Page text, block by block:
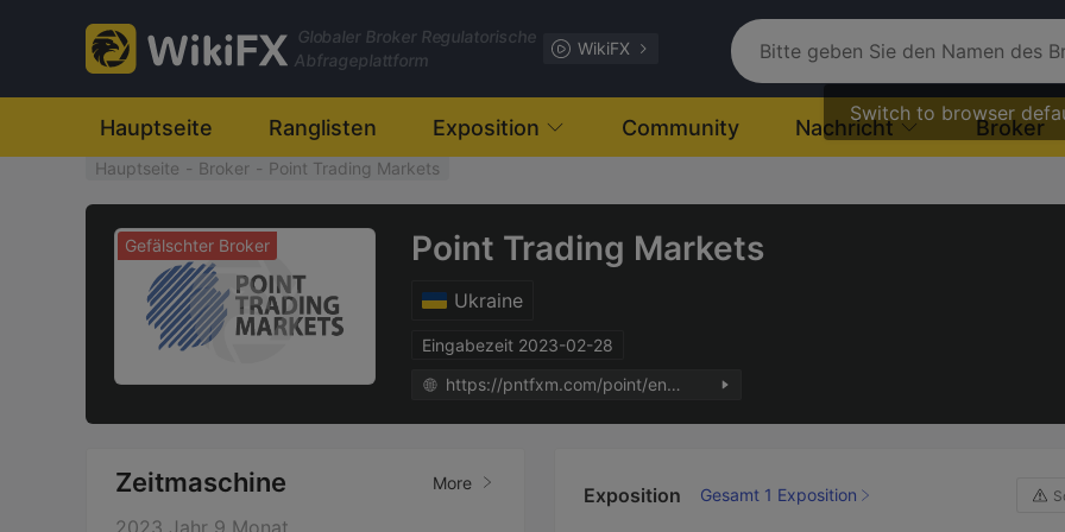
Globaler Broker Regulatorische
Abfrageplattform
WikiFX
Switch to browser
Hauptseite Ranglisten Exposition Community Nachricht Broker
Hauptseite - Broker - Point Trading Markets
Gefälschter Broker Point Trading Markets
Ukraine
Eingabezeit 2023-02-28
https://pntfxm.com/point/en/index.php
Zeitmaschine More
2023 Jahr 9 Monat
Exposition Gesamt 1 Exposition